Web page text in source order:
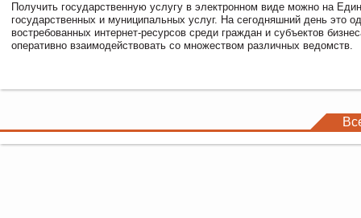
Получить государственную услугу в электронном виде можно на
государственных и муниципальных услуг. На сегодняшний день это
востребованных интернет-ресурсов среди граждан и субъектов
оперативно взаимодействовать со множеством различных ведомств.